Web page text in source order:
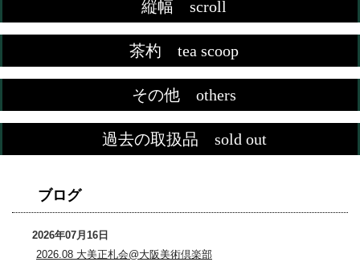
縦幅 scroll
茶杓 tea scoop
その他 others
過去の取扱品 sold out
ブログ
2026年07月16日
2026.08 大美正札会@大阪美術倶楽部